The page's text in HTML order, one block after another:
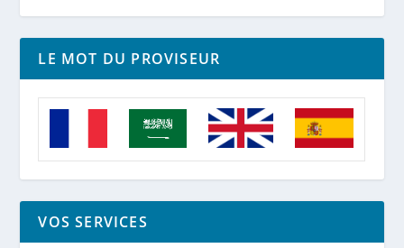
LE MOT DU PROVISEUR
VOS SERVICES